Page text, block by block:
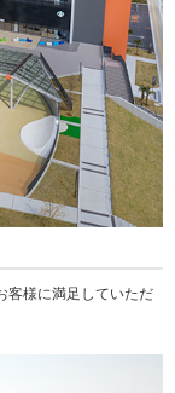
客様に満足していただ